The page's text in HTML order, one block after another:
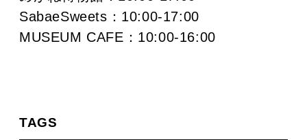
SabaeSweets：10:00-17:00
MUSEUM CAFE：10:00-16:00
TAGS